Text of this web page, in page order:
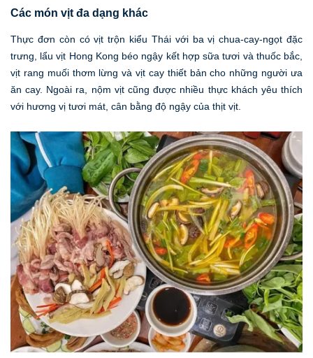
Các món vịt đa dạng khác
Thực đơn còn có vịt trộn kiểu Thái với ba vị chua-cay-ngọt đặc
trưng, lẩu vịt Hong Kong béo ngậy kết hợp sữa tươi và thuốc bắc,
vịt rang muối thơm lừng và vịt cay thiết bản cho những người ưa
ăn cay. Ngoài ra, nộm vịt cũng được nhiều thực khách yêu thích
với hương vị tươi mát, cân bằng độ ngậy của thịt vịt.